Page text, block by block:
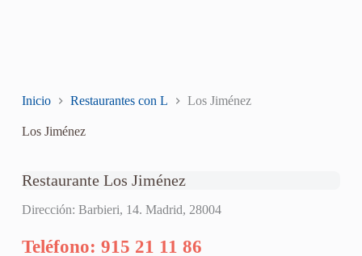
Inicio Restaurantes con L Los Jiménez
Los Jiménez
Restaurante Los Jiménez
Dirección: Barbieri, 14. Madrid, 28004
Teléfono: 915 21 11 86